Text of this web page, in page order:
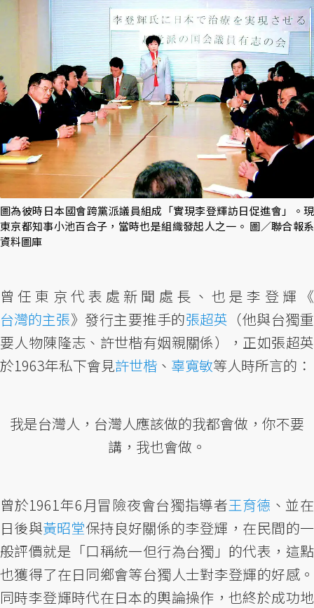
圖為彼時日本國會跨黨派議員組成「實現李登輝訪日促進會」。現
東京都知事小池百合子，當時也是組織發起人之一。 圖／聯合報系
資料圖庫
曾任東京代表處新聞處長、也是李登輝《
台灣的主張》發行主要推手的張超英 （他與台獨重
要人物陳隆志、許世楷有姻親關係），正如張超英
於1963年私下會見許世楷 、 辜寬敏等人時所言的：
我是台灣人，台灣人應該做的我都會做，你不要
講，我也會做。
曾於1961年6月冒險夜會台獨指導者王育德 、並在
日後與黃昭堂保持良好關係的李登輝，在民間的一
般評價就是「口稱統一但行為台獨」的代表，這點
也獲得了在日同鄉會等台獨人士對李登輝的好感。
同時李登輝時代在日本的輿論操作，也終於成功地